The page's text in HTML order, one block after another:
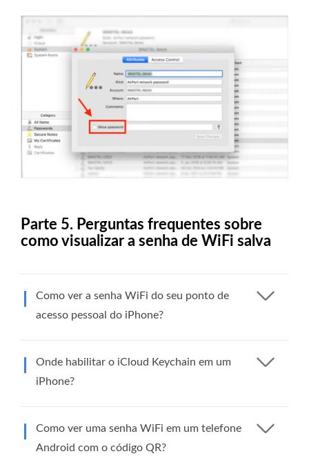
Parte 5. Perguntas frequentes sobre
como visualizar a senha de WiFi salva
Como ver a senha WiFi do seu ponto de
acesso pessoal do iPhone?
Onde habilitar o iCloud Keychain em um
iPhone?
Como ver uma senha WiFi em um telefone
Android com o código QR?